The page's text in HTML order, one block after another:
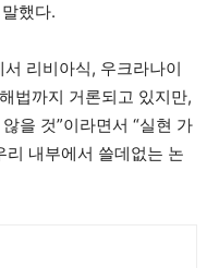
했다.
리비아식, 우크라나이
법까지 거론되고 있지만,
을 것”이라면서 “실현 가
리 내부에서 쓸데없는 논